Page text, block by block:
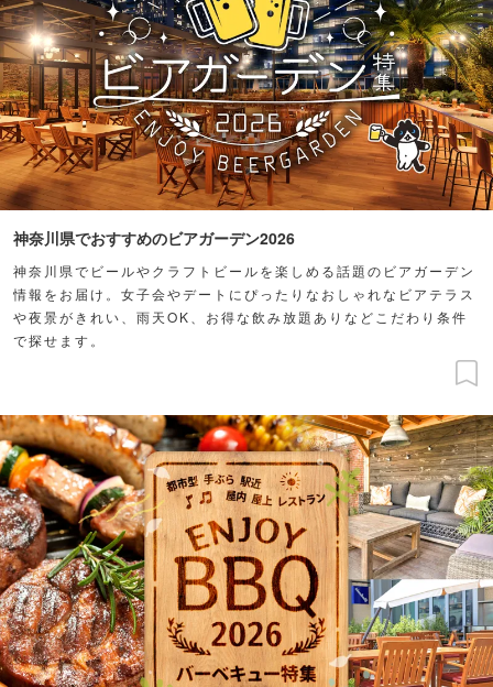
神奈川県でおすすめのビアガーデン2026
神奈川県でビールやクラフトビールを楽しめる話題のビアガーデン
情報をお届け。女子会やデートにぴったりなおしゃれなビアテラス
や夜景がきれい、雨天OK、お得な飲み放題ありなどこだわり条件
で探せます。